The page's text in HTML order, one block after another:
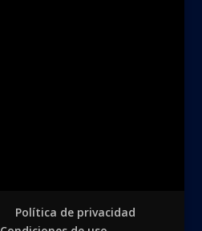
Política de privacidad